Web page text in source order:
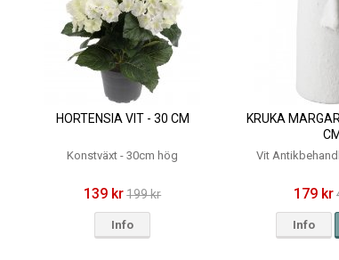
HORTENSIA VIT - 30 CM
Konstväxt - 30cm hög
139 kr 199 kr
Info
KRUKA
CM
Vit
179 kr
Info